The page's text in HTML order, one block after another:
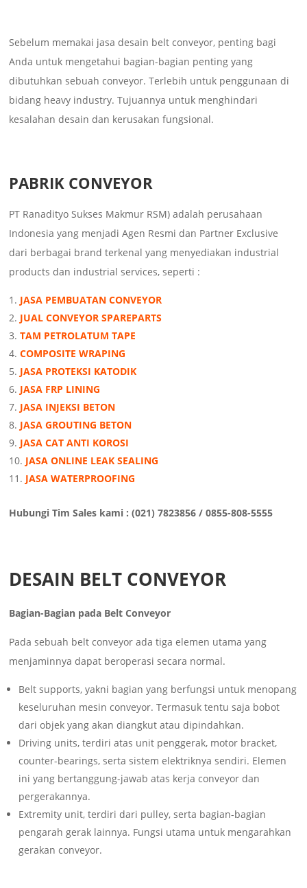
Sebelum memakai jasa desain belt conveyor, penting bagi
Anda untuk mengetahui bagian-bagian penting yang
dibutuhkan sebuah conveyor. Terlebih untuk penggunaan di
bidang heavy industry. Tujuannya untuk menghindari
kesalahan desain dan kerusakan fungsional.
PABRIK CONVEYOR
PT Ranadityo Sukses Makmur RSM) adalah perusahaan
Indonesia yang menjadi Agen Resmi dan Partner Exclusive
dari berbagai brand terkenal yang menyediakan industrial
products dan industrial services, seperti :
JASA PEMBUATAN CONVEYOR
JUAL CONVEYOR SPAREPARTS
TAM PETROLATUM TAPE
COMPOSITE WRAPING
JASA PROTEKSI KATODIK
JASA FRP LINING
JASA INJEKSI BETON
JASA GROUTING BETON
JASA CAT ANTI KOROSI
JASA ONLINE LEAK SEALING
JASA WATERPROOFING
Hubungi Tim Sales kami : (021) 7823856 / 0855-808-5555
DESAIN BELT CONVEYOR
Bagian-Bagian pada Belt Conveyor
Pada sebuah belt conveyor ada tiga elemen utama yang
menjaminnya dapat beroperasi secara normal.
Belt supports, yakni bagian yang berfungsi untuk menopang
keseluruhan mesin conveyor. Termasuk tentu saja bobot
dari objek yang akan diangkut atau dipindahkan.
Driving units, terdiri atas unit penggerak, motor bracket,
counter-bearings, serta sistem elektriknya sendiri. Elemen
ini yang bertanggung-jawab atas kerja conveyor dan
pergerakannya.
Extremity unit, terdiri dari pulley, serta bagian-bagian
pengarah gerak lainnya. Fungsi utama untuk mengarahkan
gerakan conveyor.